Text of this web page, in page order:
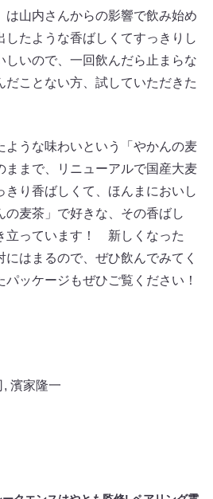
山内さんからの影響で飲み始め
したような香ばしくてすっきりし
しいので、一回飲んだら止まらな
だことない方、試していただきた
うな味わいという「やかんの麦
ままで、リニューアルで国産大麦
り香ばしくて、ほんまにおいし
麦茶」で好きな、その香ばし
立っています！ 新しくなった
にはまるので、ぜひ飲んでみてく
ッケージもぜひご覧ください！
, 濱家隆一